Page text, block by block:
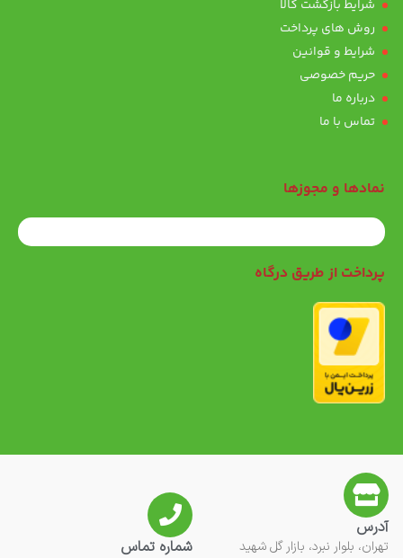
شرایط بازگشت کالا
روش های پرداخت
شرایط و قوانین
حریم خصوصی
درباره ما
تماس با ما
نمادها و مجوزها
پرداخت از طریق درگاه
آدرس
تهران، بلوار نبرد، بازار گل شهید
شماره تماس